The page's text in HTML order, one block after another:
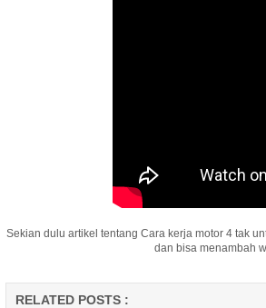
Sekian dulu artikel tentang Cara kerja motor 4 tak
dan bisa menambah
RELATED POSTS :